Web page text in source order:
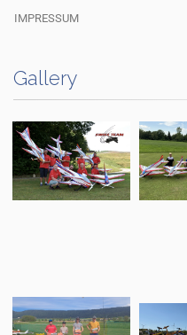
IMPRESSUM
Gallery